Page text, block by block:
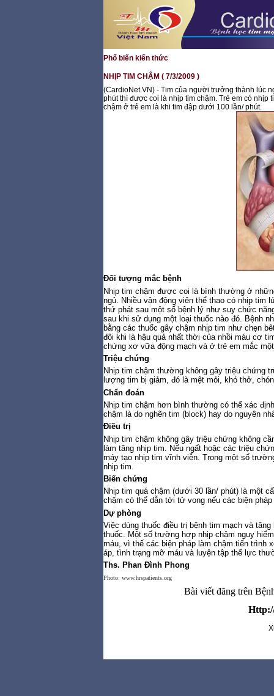
Phổ biến kiến thức
NHỊP TIM CHẬM ( 7/3/2009 )
(CardioNet.VN) - Tim của người trưởng thành lúc
phút thì được coi là nhịp tim chậm. Trẻ em có
chậm ở trẻ em là khi tim đập dưới 100 lần/ phút.
Đối tượng mắc bệnh
Nhịp tim chậm được coi là bình thường ở
ngủ. Nhiều vận động viên thể thao có nhịp tim
thứ phát sau một số bệnh lý như suy chức
sau khi sử dụng một loại thuốc nào đó. Bệnh
bằng các thuốc gây chậm nhịp tim như chẹn
đôi khi là hậu quả nhất thời của nhồi máu cơ
chứng xơ vữa động mạch và ở trẻ em mắc
Triệu chứng
Nhịp tim chậm thường không gây triệu chứng
lượng tim bị giảm, đó là mệt mỏi, khó thở,
Chẩn đoán
Nhịp tim chậm hơn bình thường có thể xác
chậm là do nghẽn tim (block) hay do nguyên
Điều trị
Nhịp tim chậm không gây triệu chứng không
làm tăng nhịp tim. Nếu ngất hoặc các triệu
máy tạo nhịp tim vĩnh viễn. Trong một số
nhịp tim.
Biến chứng
Nhịp tim quá chậm (dưới 30 lần/ phút) là một
chậm có thể dẫn tới tử vong nếu các biện
Dự phòng
Việc dùng thuốc điều trị bệnh tim mạch và
thuốc. Một số trường hợp nhịp chậm nguy
máu, vì thế các biện pháp làm chậm tiến trình
áp, tình trạng mỡ máu và luyện tập thể lực
Ths. Phan Đình Phong
Photo: www.hrspatients.org
Bài viết đăng trên